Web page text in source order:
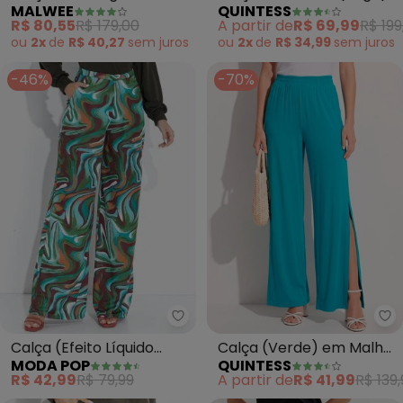
(Off White)
MALWEE
R$ 80,55R$ 179,00
ou 2x de R$ 40,27 sem juros
em Veludo Cotelê
QUINTESS
A partir deR$ 69,99R$
ou 2x de R$ 34,99 sem juros
-46%
Moda Pop - Calça (Efeito
Calça (Efeito Líquido
Turquesa) Pantalona
MODA POP
R$ 42,99R$ 79,99
-70%
Calça (Verde) em Malha
de Viscose
QUINTESS
A partir deR$ 41,99R$